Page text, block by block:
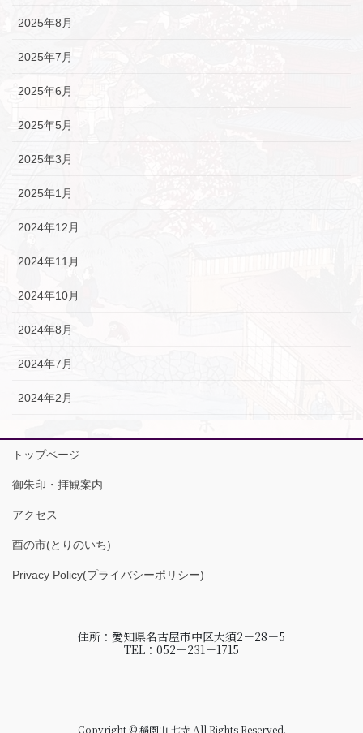
2025年8月
2025年7月
2025年6月
2025年5月
2025年3月
2025年1月
2024年12月
2024年11月
2024年10月
2024年8月
2024年7月
2024年2月
トップページ
御朱印・拝観案内
アクセス
酉の市(とりのいち)
Privacy Policy(プライバシーポリシー)
住所：愛知県名古屋市中区大須2－28－5
TEL：052－231－1715
Copyright © 稲園山 七寺 All Rights Reserved.